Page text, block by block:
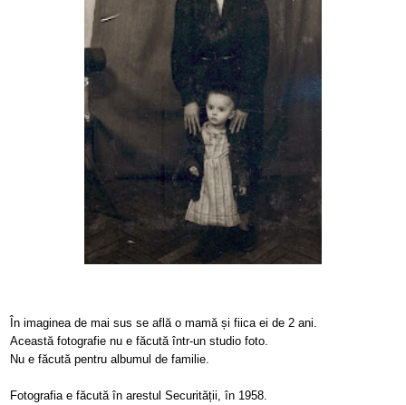
În imaginea de mai sus se află o mamă și fiica ei de 2 ani.
Această fotografie nu e făcută într-un studio foto.
Nu e făcută pentru albumul de familie.
Fotografia e făcută în arestul Securității, în 1958.